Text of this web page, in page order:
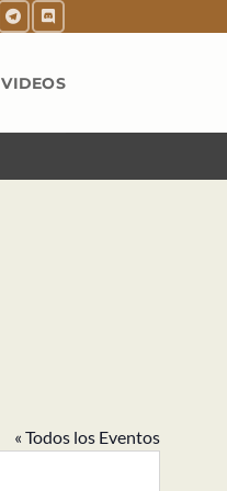
VIDEOS
« Todos los Eventos